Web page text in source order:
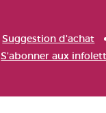
Suggestion d'achat
S'abonner aux